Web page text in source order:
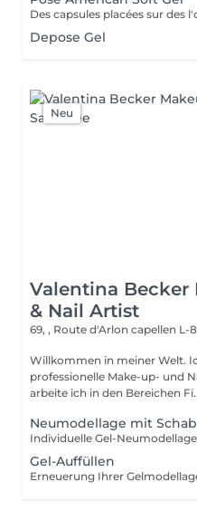
Depose Gel
Neu
Valentina Becker
& Nail Artist
69, , Route d'Arlon capellen L-
Willkommen in meiner Welt. Ich bin Valentina Becker,
professionelle Make-up- und Nail Artistin.
arbeite ich in den Bereichen
Neumodellage mit
Gel-Auffüllen